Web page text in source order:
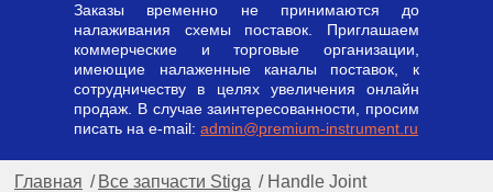
Заказы временно не принимаются до
налаживания схемы поставок. Приглашаем
коммерческие и торговые организации,
имеющие налаженные каналы поставок, к
сотрудничеству в целях увеличения онлайн
продаж. В случае заинтересованности, просим
писать на e-mail:admin@premium-instrument.ru
Главная / Все запчасти Stiga / Handle Joint